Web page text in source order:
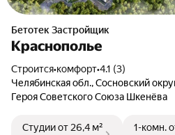
Бетотек Застройщик
Краснополье
Строится•комфорт•4.1 (3)
Челябинская обл., Сосновский
Героя Советского Союза Шкенёва
Студииот 26,4 м²
1-комн.